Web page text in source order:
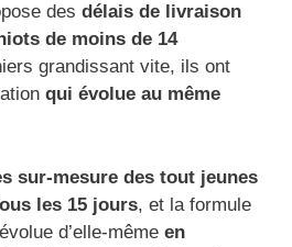
des délais de livraison
de moins de 14
grandissant vite, ils ont
qui évolue au même
sur-mesure des tout jeunes
les 15 jours, et la formule
d’elle-même en